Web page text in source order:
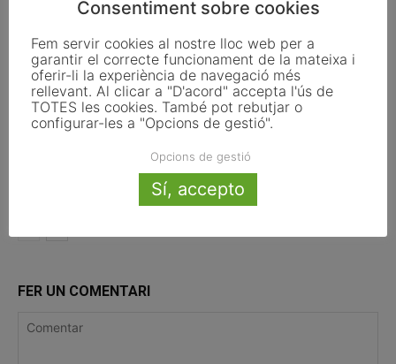
l’autonomia municipal
La UE activa les primeres obligacions
de transparència de la Llei d’IA que
afecten els ajuntaments
catalans per impulsar la regeneració
urbana
FER UN COMENTARI
Consentiment sobre cookies
Fem servir cookies al nostre lloc web per a
garantir el correcte funcionament de la mateixa i
oferir-li la experiència de navegació més
rellevant. Al clicar a "D'acord" accepta l'ús de
TOTES les cookies. També pot rebutjar o
configurar-les a "Opcions de gestió".
Opcions de gestió
Sí, accepto